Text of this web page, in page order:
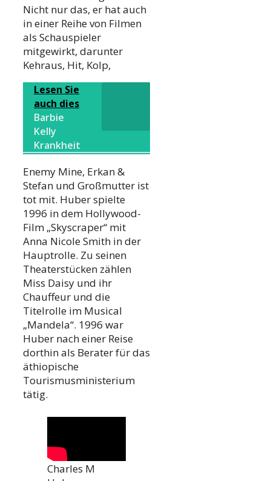
Nicht nur das, er hat auch
in einer Reihe von Filmen
als Schauspieler
mitgewirkt, darunter
Kehraus, Hit, Kolp,
Lesen Sie
auch dies
Barbie
Kelly
Krankheit
Enemy Mine, Erkan &
Stefan und Großmutter ist
tot mit. Huber spielte
1996 in dem Hollywood-
Film „Skyscraper“ mit
Anna Nicole Smith in der
Hauptrolle. Zu seinen
Theaterstücken zählen
Miss Daisy und ihr
Chauffeur und die
Titelrolle im Musical
„Mandela“. 1996 war
Huber nach einer Reise
dorthin als Berater für das
äthiopische
Tourismusministerium
tätig.
Charles M